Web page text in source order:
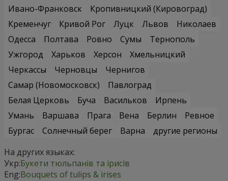
Ивано-Франковск
Кропивницкий (Кировоград)
Кременчуг
Кривой Рог Луцк Львов
Николаев
Одесса
Полтава Ровно Сумы
Тернополь
Ужгород
Харьков Херсон
Хмельницкий
Черкассы
Черновцы
Чернигов
Самар (Новомосковск)
Павлоград
Белая Церковь
Буча Васильков
Ирпень
Умань
Варшава Прага Вена Берлин
Ревное
Бургас
Солнечный берег Варна
другие регионы
На других языках:
Укр:Букети тюльпанів та ірисів
Eng:Bouquets of tulips & irises